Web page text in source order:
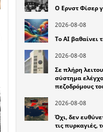
Ο Ερνστ Φίσερ
2026-08-08
Το ΑΙ βαθαίνει
2026-08-08
Σε πλήρη
σύστημα
πεζοδρόμους
2026-08-08
Όχι, δεν
τις πυρκαγιές,